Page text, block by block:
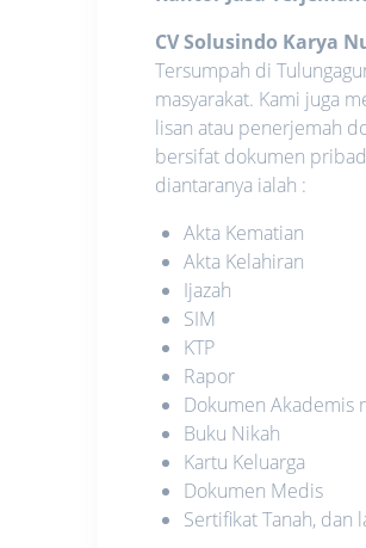
CV Solusindo Karya
Tersumpah di
masyarakat. Kami juga
lisan atau penerjemah
bersifat dokumen
diantaranya ialah :
Akta Kematian
Akta Kelahiran
Ijazah
SIM
KTP
Rapor
Dokumen Akademis
Buku Nikah
Kartu Keluarga
Dokumen Medis
Sertifikat Tanah, dan